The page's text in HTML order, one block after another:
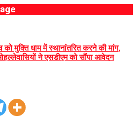
मुक्ति धाम में स्थानांतरित करने की मांग,
ने एसडीएम को सौंपा आवेदन